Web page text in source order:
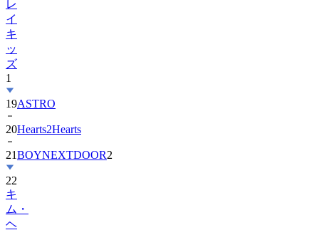
キ
ッ
ズ
1
19
20Hearts2Hearts
21BOYNEXTDOOR
22
キ
ム・
ヘ
ユ
ン